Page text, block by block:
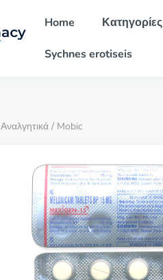
Home Κατηγορίες
Sychnes erotiseis
Αναλγητικά / Mobic